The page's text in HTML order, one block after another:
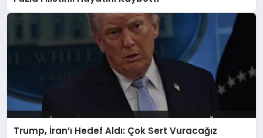
Trump, İran’ı Hedef Aldı: Çok Sert Vuracağız